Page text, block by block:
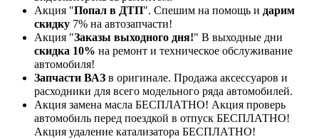
Акция "Попал в ДТП". Спешим на помощь и дарим
скидку 7% на автозапчасти!
Акция "Заказы выходного дня!" В выходные дни
скидка 10% на ремонт и техническое обслуживание
автомобиля!
Запчасти ВАЗ в оригинале. Продажа аксессуаров и
расходники для всего модельного ряда автомобилей.
Акция замена масла БЕСПЛАТНО! Акция проверь
автомобиль перед поездкой в отпуск БЕСПЛАТНО!
Акция удаление катализатора БЕСПЛАТНО!